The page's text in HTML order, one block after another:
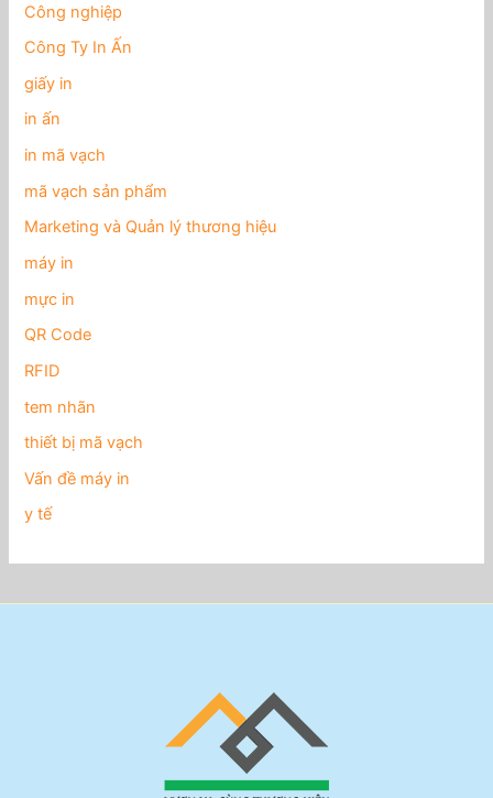
Công nghiệp
Công Ty In Ấn
giấy in
in ấn
in mã vạch
mã vạch sản phẩm
Marketing và Quản lý thương hiệu
máy in
mực in
QR Code
RFID
tem nhãn
thiết bị mã vạch
Vấn đề máy in
y tế